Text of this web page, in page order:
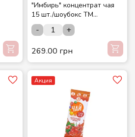
"Имбирь" концентрат чая
15 шт./шоубокс ТМ
СМАКУЙТЕ
-
+
269.00 грн
Акция